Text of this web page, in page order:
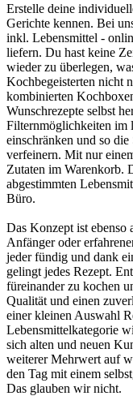
Erstelle deine
Gerichte kennen. Bei
inkl. Lebensmittel -
liefern. Du hast keine
wieder zu überlegen,
Kochbegeisterten nicht
kombinierten
Wunschrezepte selbst
Filternmöglichkeiten im
einschränken und so
verfeinern. Mit nur
Zutaten im Warenkorb.
abgestimmten
Büro.
Das Konzept ist
Anfänger oder
jeder fündig und dank
gelingt jedes Rezept.
füreinander zu kochen
Qualität und einen
einer kleinen Auswahl
Lebensmittelkategorie
sich alten und neuen
weiterer Mehrwert auf
den Tag mit einem
Das glauben wir nicht.